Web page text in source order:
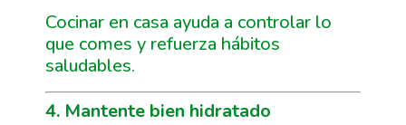
Cocinar en casa ayuda a controlar lo
que comes y refuerza hábitos
saludables.
4. Mantente bien hidratado